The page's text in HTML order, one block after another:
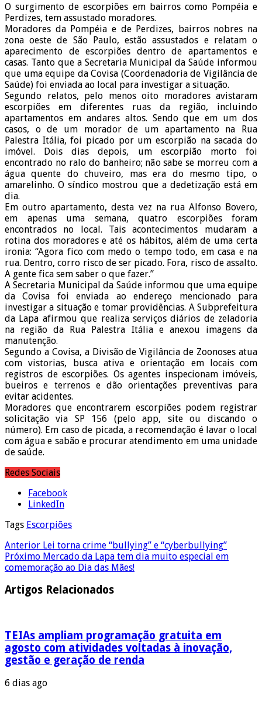
O surgimento de escorpiões em bairros como Pompéia e
Perdizes, tem assustado moradores.
Moradores da Pompéia e de Perdizes, bairros nobres na
zona oeste de São Paulo, estão assustados e relatam o
aparecimento de escorpiões dentro de apartamentos e
casas. Tanto que a Secretaria Municipal da Saúde informou
que uma equipe da Covisa (Coordenadoria de Vigilância de
Saúde) foi enviada ao local para investigar a situação.
Segundo relatos, pelo menos oito moradores avistaram
escorpiões em diferentes ruas da região, incluindo
apartamentos em andares altos. Sendo que em um dos
casos, o de um morador de um apartamento na Rua
Palestra Itália, foi picado por um escorpião na sacada do
imóvel. Dois dias depois, um escorpião morto foi
encontrado no ralo do banheiro; não sabe se morreu com a
água quente do chuveiro, mas era do mesmo tipo, o
amarelinho. O síndico mostrou que a dedetização está em
dia.
Em outro apartamento, desta vez na rua Alfonso Bovero,
em apenas uma semana, quatro escorpiões foram
encontrados no local. Tais acontecimentos mudaram a
rotina dos moradores e até os hábitos, além de uma certa
ironia: “Agora fico com medo o tempo todo, em casa e na
rua. Dentro, corro risco de ser picado. Fora, risco de assalto.
A gente fica sem saber o que fazer.”
A Secretaria Municipal da Saúde informou que uma equipe
da Covisa foi enviada ao endereço mencionado para
investigar a situação e tomar providências. A Subprefeitura
da Lapa afirmou que realiza serviços diários de zeladoria
na região da Rua Palestra Itália e anexou imagens da
manutenção.
Segundo a Covisa, a Divisão de Vigilância de Zoonoses atua
com vistorias, busca ativa e orientação em locais com
registros de escorpiões. Os agentes inspecionam imóveis,
bueiros e terrenos e dão orientações preventivas para
evitar acidentes.
Moradores que encontrarem escorpiões podem registrar
solicitação via SP 156 (pelo app, site ou discando o
número). Em caso de picada, a recomendação é lavar o local
com água e sabão e procurar atendimento em uma unidade
de saúde.
Redes Sociais
Facebook
LinkedIn
Tags Escorpiões
Anterior Lei torna crime “bullying” e “cyberbullying”
Próximo Mercado da Lapa tem dia muito especial em
comemoração ao Dia das Mães!
Artigos Relacionados
TEIAs ampliam programação gratuita em
agosto com atividades voltadas à inovação,
gestão e geração de renda
6 dias ago